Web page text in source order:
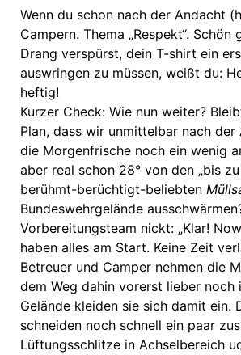
Wenn du schon nach der Andacht
Campern. Thema „Respekt“. Schön
Drang verspürst, dein T-shirt ein
auswringen zu müssen, weißt du:
heftig!
Kurzer Check: Wie nun weiter?
Plan, dass wir unmittelbar nach der
die Morgenfrische noch ein wenig
aber real schon 28° von den „bis
berühmt-berüchtigt-beliebten
Bundeswehrgelände
Vorbereitungsteam nickt: „Klar!
haben alles am Start. Keine Zeit
Betreuer und Camper nehmen die
dem Weg dahin vorerst lieber noch
Gelände kleiden sie sich damit ein.
schneiden noch schnell ein paar
Lüftungsschlitze in Achselbereich